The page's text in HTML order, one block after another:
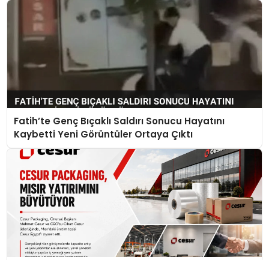
Fatih’te Genç Bıçaklı Saldırı Sonucu Hayatını
Kaybetti Yeni Görüntüler Ortaya Çıktı